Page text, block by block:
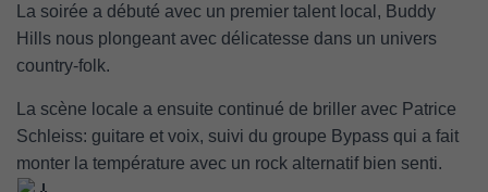
La soirée a débuté avec un premier talent local, Buddy
Hills nous plongeant avec délicatesse dans un univers
country-folk.
La scène locale a ensuite continué de briller avec Patrice
Schleiss: guitare et voix, suivi du groupe Bypass qui a fait
monter la température avec un rock alternatif bien senti.